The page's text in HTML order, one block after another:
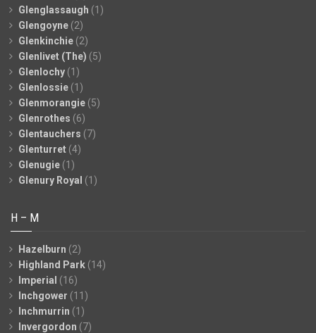
Glenglassaugh (1)
Glengoyne (2)
Glenkinchie (2)
Glenlivet (The) (5)
Glenlochy (1)
Glenlossie (1)
Glenmorangie (5)
Glenrothes (6)
Glentauchers (7)
Glenturret (4)
Glenugie (1)
Glenury Royal (1)
H – M
Hazelburn (2)
Highland Park (14)
Imperial (16)
Inchgower (11)
Inchmurrin (1)
Invergordon (7)